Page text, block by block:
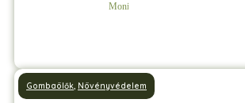
Monilia ellen hatásos gombaölő
Gombaölők, Növényvédelem